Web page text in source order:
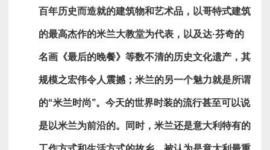
百年历史而造就的建筑物和艺术品，以哥特式建筑
的最高杰作的米兰大教堂为代表，以及达·芬奇的
名画《最后的晚餐》等数不清的历史文化遗产，其
规模之宏伟令人震撼；米兰的另一个魅力就是所谓
的“米兰时尚”。今天的世界时装的流行甚至可以说
是以米兰为前沿的。同时，米兰还是意大利特有的